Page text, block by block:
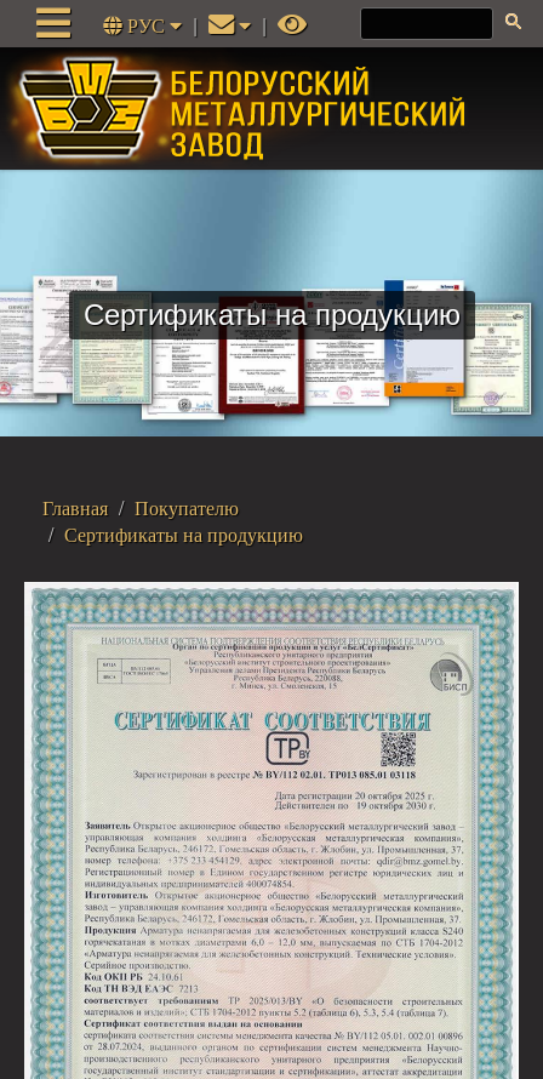
РУС | |
Сертификаты на продукцию
Главная
Покупателю
Сертификаты на продукцию